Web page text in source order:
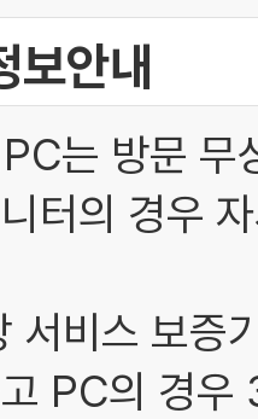
안내
는 방문
터의 경우
서비스 보증
PC의 경우